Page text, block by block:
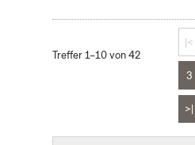
Treffer 1–10 von 42
|<
3
>|